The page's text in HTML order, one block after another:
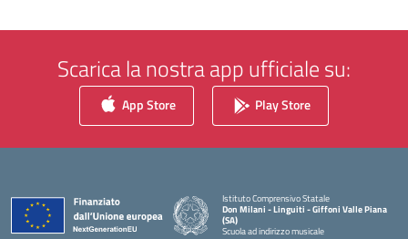
Scarica la nostra app ufficiale su:
App Store Play Store
Istituto Comprensivo Statale
Don Milani - Linguiti - Giffoni Valle Piana
(SA)
Scuola ad indirizzo musicale